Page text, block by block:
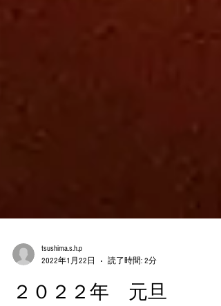
2022年1月22日
読了時間: 2分